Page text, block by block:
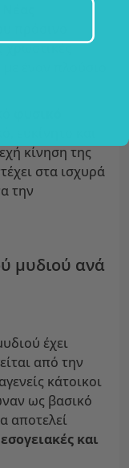
πράσινο
χρωστικές
κίνηση της
στα ισχυρά
την
μυδιού ανά
έχει
από την
κάτοικοι
ως βασικό
αποτελεί
και